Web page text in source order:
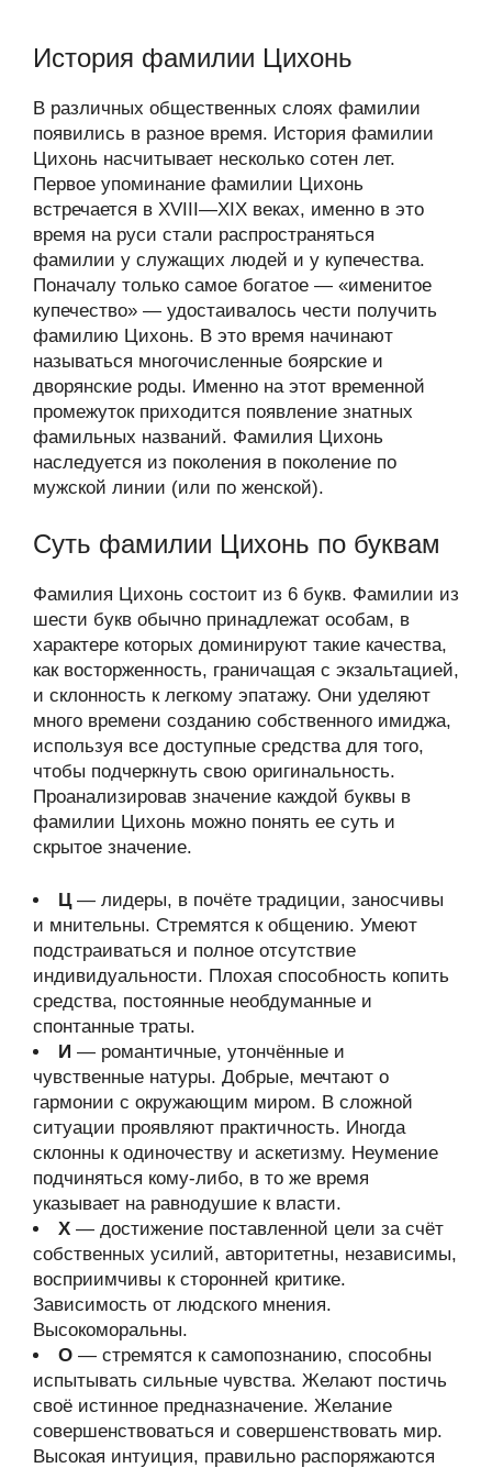
История фамилии Цихонь
В различных общественных слоях фамилии
появились в разное время. История фамилии
Цихонь насчитывает несколько сотен лет.
Первое упоминание фамилии Цихонь
встречается в XVIII—XIX веках, именно в это
время на руси стали распространяться
фамилии у служащих людей и у купечества.
Поначалу только самое богатое — «именитое
купечество» — удостаивалось чести получить
фамилию Цихонь. В это время начинают
называться многочисленные боярские и
дворянские роды. Именно на этот временной
промежуток приходится появление знатных
фамильных названий. Фамилия Цихонь
наследуется из поколения в поколение по
мужской линии (или по женской).
Суть фамилии Цихонь по буквам
Фамилия Цихонь состоит из 6 букв. Фамилии из
шести букв обычно принадлежат особам, в
характере которых доминируют такие качества,
как восторженность, граничащая с экзальтацией,
и склонность к легкому эпатажу. Они уделяют
много времени созданию собственного имиджа,
используя все доступные средства для того,
чтобы подчеркнуть свою оригинальность.
Проанализировав значение каждой буквы в
фамилии Цихонь можно понять ее суть и
скрытое значение.
Ц— лидеры, в почёте традиции, заносчивы
и мнительны. Стремятся к общению. Умеют
подстраиваться и полное отсутствие
индивидуальности. Плохая способность копить
средства, постоянные необдуманные и
спонтанные траты.
И — романтичные, утончённые и
чувственные натуры. Добрые, мечтают о
гармонии с окружающим миром. В сложной
ситуации проявляют практичность. Иногда
склонны к одиночеству и аскетизму. Неумение
подчиняться кому-либо, в то же время
указывает на равнодушие к власти.
Х — достижение поставленной цели за счёт
собственных усилий, авторитетны, независимы,
восприимчивы к сторонней критике.
Зависимость от людского мнения.
Высокоморальны.
О — стремятся к самопознанию, способны
испытывать сильные чувства. Желают постичь
своё истинное предназначение. Желание
совершенствоваться и совершенствовать мир.
Высокая интуиция, правильно распоряжаются